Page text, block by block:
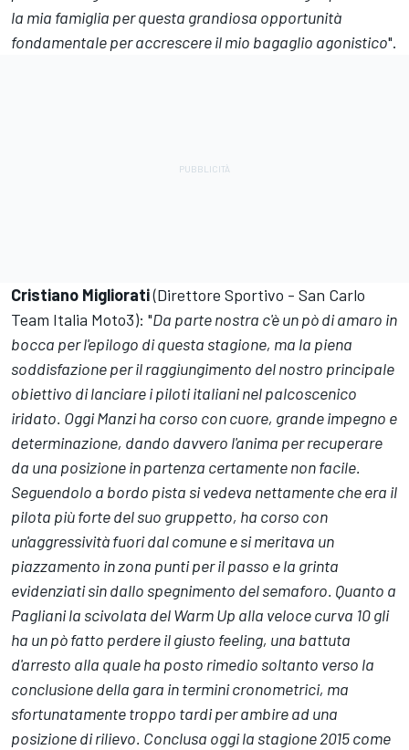
la mia famiglia per questa grandiosa opportunità
fondamentale per accrescere il mio bagaglio agonistico".
Cristiano Migliorati(Direttore Sportivo - San Carlo
Team Italia Moto3): "Da parte nostra c'è un pò di amaro in
bocca per l'epilogo di questa stagione, ma la piena
soddisfazione per il raggiungimento del nostro principale
obiettivo di lanciare i piloti italiani nel palcoscenico
iridato. Oggi Manzi ha corso con cuore, grande impegno e
determinazione, dando davvero l'anima per recuperare
da una posizione in partenza certamente non facile.
Seguendolo a bordo pista si vedeva nettamente che era il
pilota più forte del suo gruppetto, ha corso con
un'aggressività fuori dal comune e si meritava un
piazzamento in zona punti per il passo e la grinta
evidenziati sin dallo spegnimento del semaforo. Quanto a
Pagliani la scivolata del Warm Up alla veloce curva 10 gli
ha un pò fatto perdere il giusto feeling, una battuta
d'arresto alla quale ha posto rimedio soltanto verso la
conclusione della gara in termini cronometrici, ma
sfortunatamente troppo tardi per ambire ad una
posizione di rilievo. Conclusa oggi la stagione 2015 come